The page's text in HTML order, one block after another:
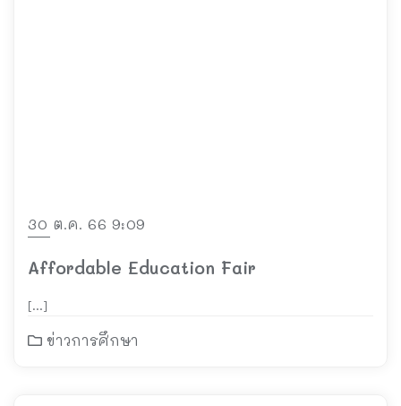
30 ต.ค. 66 9:09
Affordable Education Fair
[…]
ข่าวการศึกษา